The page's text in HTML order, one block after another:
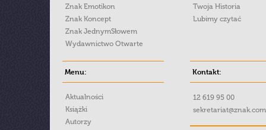
Znak Emotikon
Znak Koncept
Znak JednymSłowem
Wydawnictwo Otwarte
Twoja Historia
Lubimy czytać
Menu:
Aktualności
Książki
Autorzy
Kontakt:
12 619 95 00